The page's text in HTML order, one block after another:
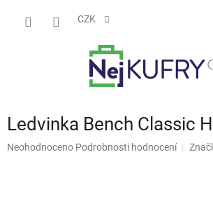
CZK
Ledvinka Bench Classic
Průměrné
Neohodnoceno Podrobnosti hodnocení